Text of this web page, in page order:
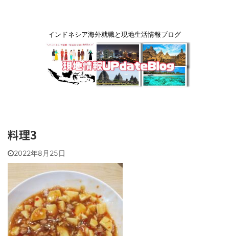
インドネシア海外就職と現地生活情報ブログ
料理3
2022年8月25日